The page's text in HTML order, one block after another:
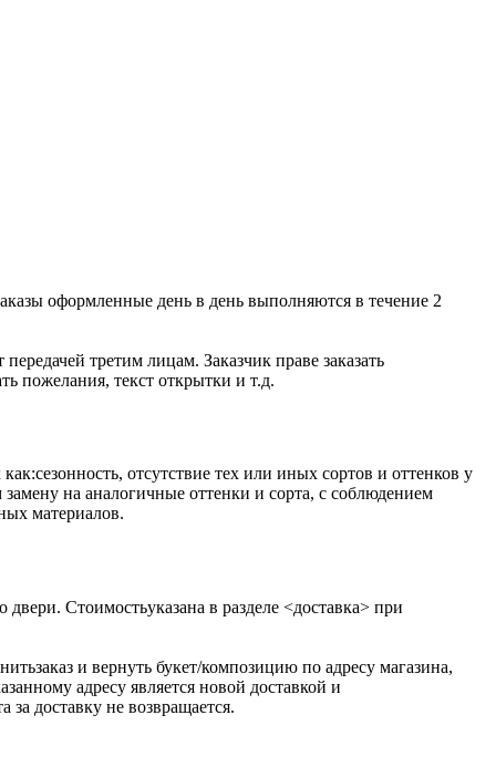
оформленные день в день выполняются в течение 2
третим лицам. Заказчик праве заказать
пожелания, текст открытки и т.д.
отсутствие тех или иных сортов и оттенков у
на аналогичные оттенки и сорта, с соблюдением
материалов.
Стоимостьуказана в разделе <доставка> при
и вернуть букет/композицию по адресу магазина,
адресу является новой доставкой и
доставку не возвращается.